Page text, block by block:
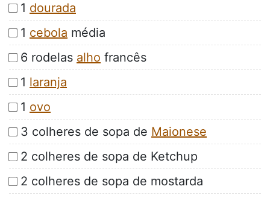
1 dourada
1 cebola média
6 rodelas alho francês
1 laranja
1 ovo
3 colheres de sopa de Maionese
2 colheres de sopa de Ketchup
2 colheres de sopa de mostarda